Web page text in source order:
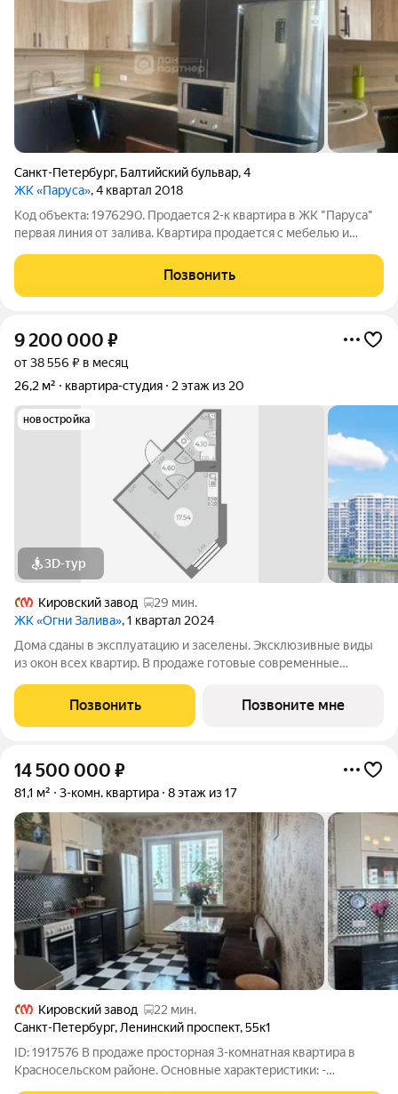
Санкт-Петербург, Балтийский бульвар,4
ЖК «Паруса», 4 квартал 2018
Код объекта: 1976290. Продается 2-к квартира в ЖК "Паруса"
первая линия от залива. Квартира продается с мебелью и
бонус, солнце в первой половине дня. В каждой парадной
приличная входная
Позвонить
9 200 000 ₽
от 38 556 ₽ в месяц
26,2 м²
квартира-студия 2 этаж из 20
новостройка
3D-тур
Кировский завод
29 мин.
ЖК «Огни Залива», 1 квартал 2024
Дома сданы в эксплуатацию и заселены. Эксклюзивные виды
из окон всех квартир. В продаже готовые современные
Залива» по адресу: ул. Маршала Захарова, дом 8, стр.1 и дом 10,
стр. 1. 3-5 квартир на
Позвонить Позвоните мне
14 500 000 ₽
81,1 м² 3-комн. квартира 8 этаж из 17
Кировский завод
22 мин.
Санкт-Петербург, Ленинский проспект,55к1
ID: 1917576 В продаже просторная 3-комнатная квартира в
Красносельском районе. Основные характеристики: -